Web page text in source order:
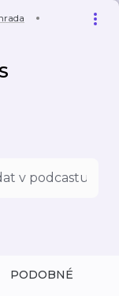
PODOBNÉ